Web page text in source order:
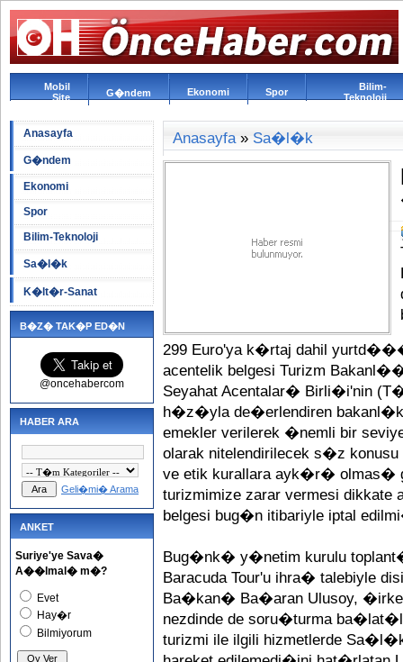
Mobil
Site
G�ndem Ekonomi Spor
Bilim-
Teknoloji
Anasayfa
G�ndem
Ekonomi
Spor
Bilim-Teknoloji
Sa�l�k
K�lt�r-Sanat
B�Z� TAK�P ED�N
@oncehabercom
HABER ARA
Geli�mi� Arama
ANKET
Suriye'ye Sava�
A��lmal� m�?
Evet
Hay�r
Bilmiyorum
Anasayfa» Sa�l�k
299 Euro'ya k�rtaj dahil
acentelik belgesi Turizm
Seyahat Acentalar� Birli�i'nin
h�z�yla de�erlendiren
emekler verilerek �nemli bir
olarak nitelendirilecek s�z
ve etik kurallara ayk�r�
turizmimize zarar vermesi
belgesi bug�n itibariyle iptal
Bug�nk� y�netim kurulu
Baracuda Tour'u ihra� talebiyle
Ba�kan� Ba�aran Ulusoy,
nezdinde de soru�turma
turizmi ile ilgili hizmetlerde